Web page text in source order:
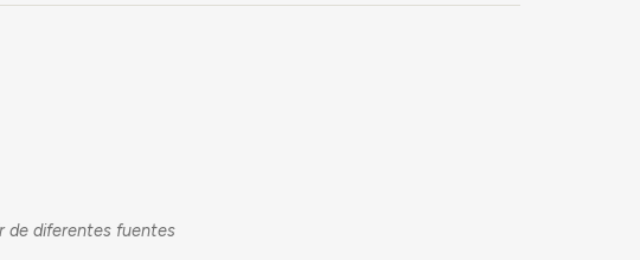
de diferentes fuentes